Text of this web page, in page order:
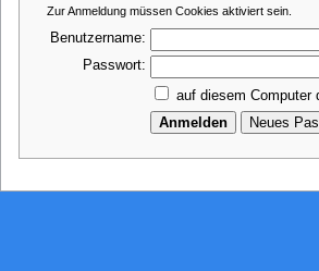
Zur Anmeldung müssen Cookies aktiviert sein.
Benutzername:
Passwort:
auf diesem Computer